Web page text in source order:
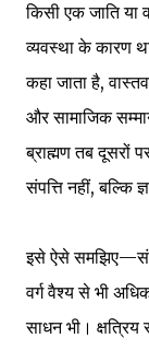
किसी एक जाति या
व्यवस्था के कारण
कहा जाता है,
और सामाजिक
ब्राह्मण तब दूसरों
संपत्ति नहीं, बल्कि
इसे ऐसे
वर्ग वैश्य से भी
साधन भी। क्षत्रिय